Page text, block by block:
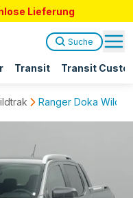
Lieferung
Transit Transit
Suche
Ranger Doka